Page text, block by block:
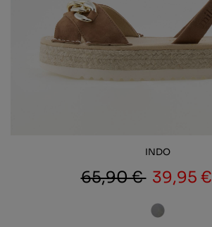
INDO
65,90 € 39,95 €